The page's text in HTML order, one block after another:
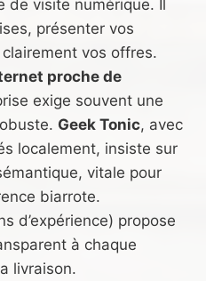
de visite numérique. Il
présenter vos
vos offres.
proche de
exige souvent une
Geek Tonic, avec
localement, insiste sur
vitale pour
biarrote.
d’expérience) propose
à chaque
livraison.